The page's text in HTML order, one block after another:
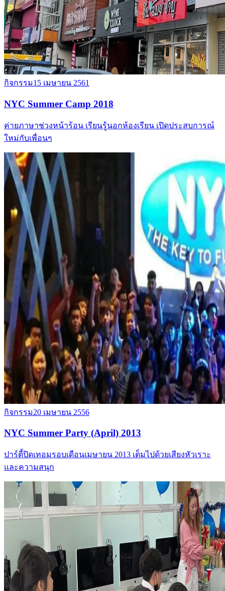
กิจกรรม15 เมษายน 2561
NYC Summer Camp 2018
ค่ายภาษาช่วงหน้าร้อน เรียนรู้นอกห้องเรียน เปิดประสบการณ์
ใหม่กับเพื่อนๆ
กิจกรรม20 เมษายน 2556
NYC Summer Party (April) 2013
ปาร์ตี้ปิดเทอมรอบเดือนเมษายน 2013 เต็มไปด้วยเสียงหัวเราะ
และความสนุก